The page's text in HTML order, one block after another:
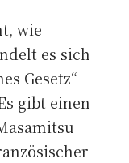
wie
es sich
Gesetz“
gibt einen